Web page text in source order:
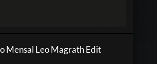
Mensal Leo Magrath Edit